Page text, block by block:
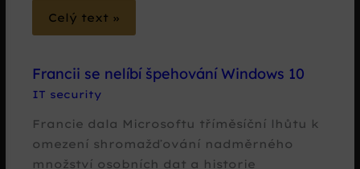
Celý text »
Francii se nelíbí špehování Windows 10
IT security
Francie dala Microsoftu tříměsíční lhůtu k
omezení shromažďování nadměrného
množství osobních dat a historie